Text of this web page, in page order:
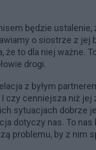
będzie ustalenie,
o siostrze z jej
że to dla niej ważne.
drogi.
z byłym
I czy cenniejsza niż jej
sytuacjach dobrze
dotyczy nas. To nas
problemu, by z nim